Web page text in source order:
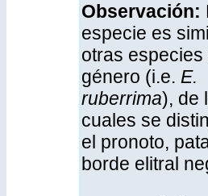
Observación:
especie es
otras especies
género (i.e. E.
ruberrima), de
cuales se
el pronoto,
borde elitral